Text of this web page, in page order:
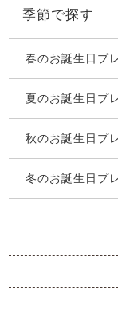
季節で探す
春のお誕生日プ
夏のお誕生日プ
秋のお誕生日プ
冬のお誕生日プ